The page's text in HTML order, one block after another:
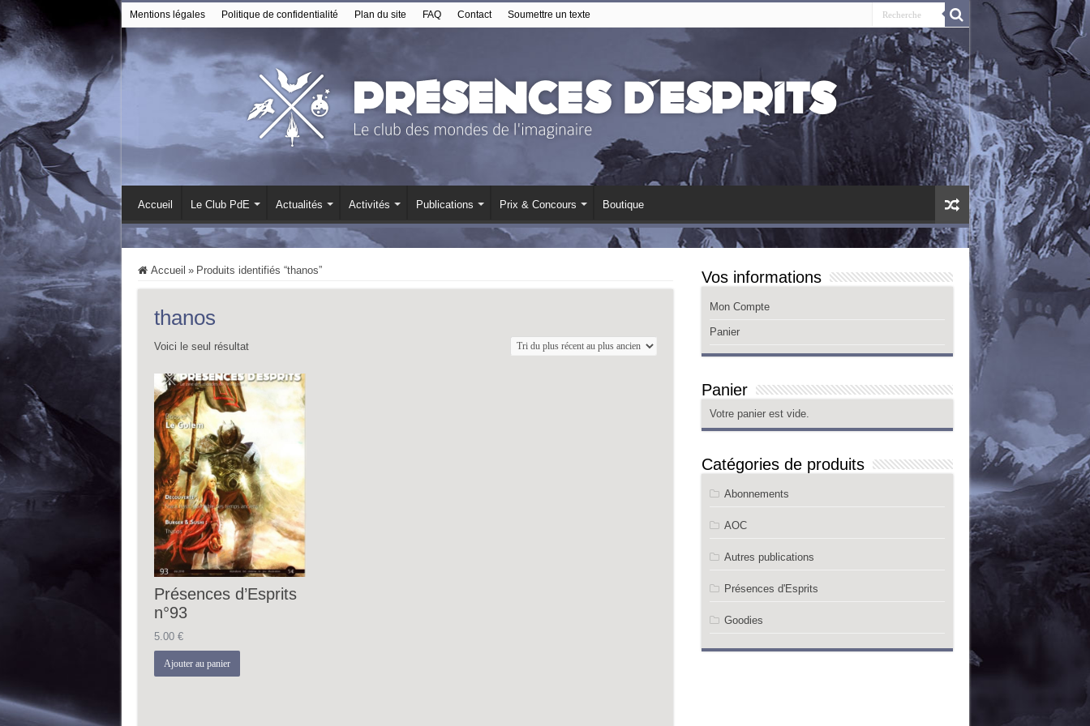
Mentions légales Politique de confidentialité Plan du site FAQ Contact Soumettre un texte
Accueil Le Club PdE Actualités Activités Publications Prix & Concours Boutique
Accueil » Produits identifiés “thanos”
thanos
Voici le seul résultat
Présences d’Esprits
n°93
5.00 €
Ajouter au panier
Vos informations
Mon Compte
Panier
Panier
Votre panier est vide.
Catégories de produits
Abonnements
AOC
Autres publications
Présences d'Esprits
Goodies